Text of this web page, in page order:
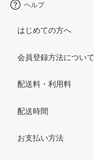
ヘルプ
はじめての方へ
会員登録方法について
配送料・利用料
配送時間
お支払い方法